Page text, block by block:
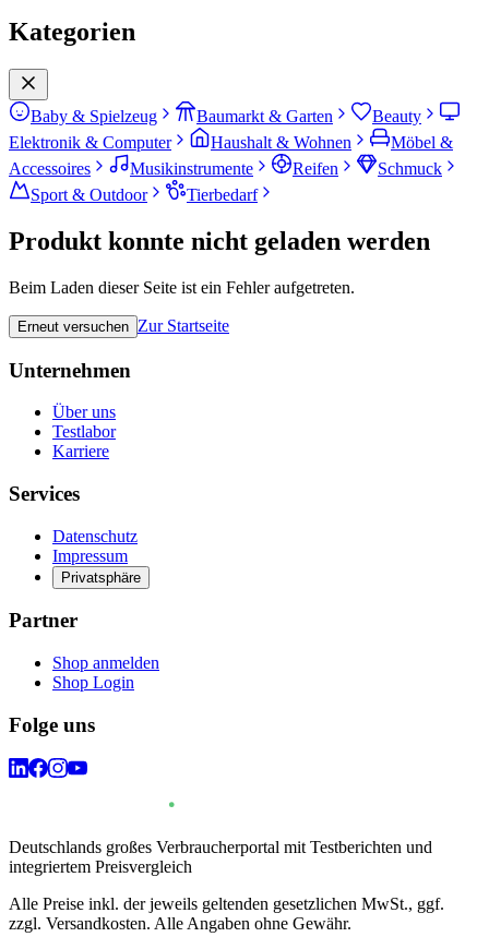
Kategorien
Baby & Spielzeug Baumarkt & Garten
Beauty
Elektronik & Computer
Haushalt & Wohnen
Möbel &
Accessoires
Musikinstrumente Reifen
Schmuck
Sport & Outdoor
Tierbedarf
Produkt konnte nicht geladen werden
Beim Laden dieser Seite ist ein Fehler aufgetreten.
Erneut versuchen Zur Startseite
Unternehmen
Über uns
Testlabor
Karriere
Services
Datenschutz
Impressum
Privatsphäre
Partner
Shop anmelden
Shop Login
Folge uns
Deutschlands großes Verbraucherportal mit Testberichten und
integriertem Preisvergleich
Alle Preise inkl. der jeweils geltenden gesetzlichen MwSt., ggf.
zzgl. Versandkosten. Alle Angaben ohne Gewähr.